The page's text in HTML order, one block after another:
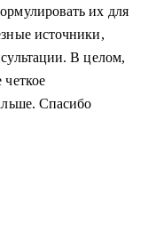
их для
источники,
В целом,
Спасибо